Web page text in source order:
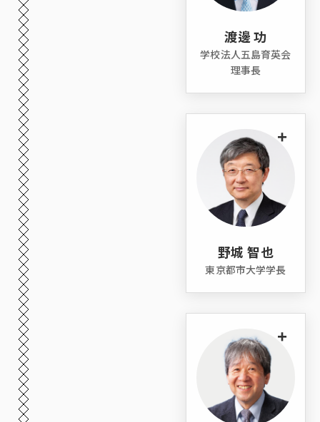
渡邊 功
学校法人五島育英会
理事長
+
野城 智也
東京都市大学学長
+